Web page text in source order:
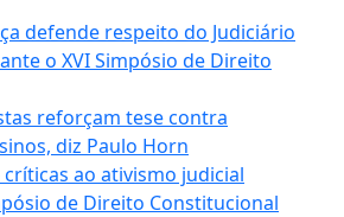
defende respeito do Judiciário
o XVI Simpósio de Direito
reforçam tese contra
diz Paulo Horn
ao ativismo judicial
de Direito Constitucional